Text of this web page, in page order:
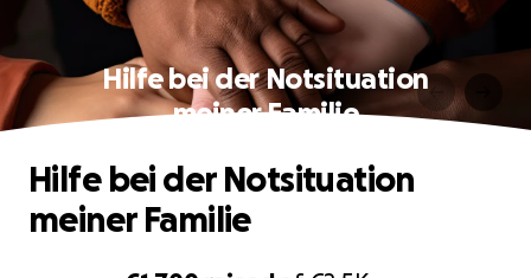
Hilfe bei der Notsituation
meiner Familie
Hilfe bei der Notsituation
meiner Familie